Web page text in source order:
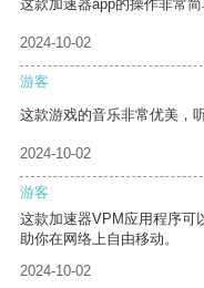
这款加速器app的操作非常
2024-10-02
游客
这款游戏的音乐非常优美，
2024-10-02
游客
这款加速器VPM应用程序可
助你在网络上自由移动。
2024-10-02